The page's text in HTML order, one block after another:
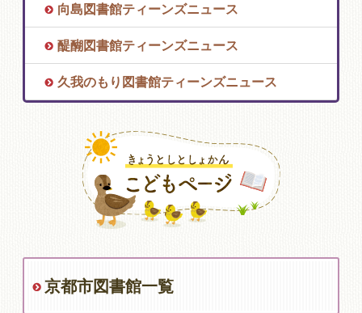
向島図書館ティーンズニュース
醍醐図書館ティーンズニュース
久我のもり図書館ティーンズニュース
京都市図書館一覧